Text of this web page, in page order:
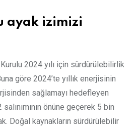
ayak izimizi
2024 yılı için sürdürülebilirlik
göre 2024’te yıllık enerjisinin
sağlamayı hedefleyen
önüne geçerek 5 bin
Doğal kaynakların sürdürülebilir